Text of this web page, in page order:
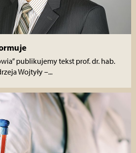
publikujemy tekst prof. dr. hab.
Wojtyły –...